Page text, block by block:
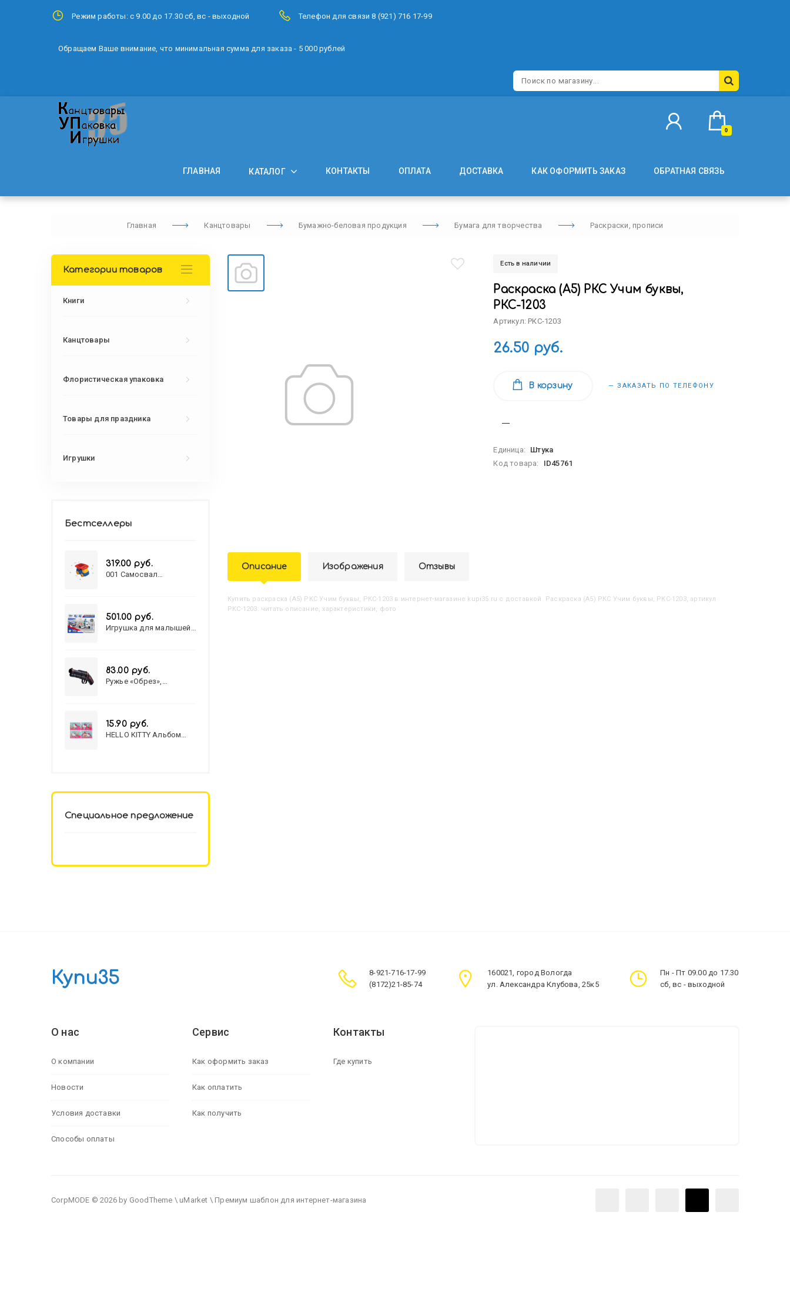
Режим работы: с 9.00 до 17.30 сб, вс - выходной Телефон для связи 8 (921) 716 17-99
Обращаем Ваше внимание, что минимальная сумма для заказа - 5 000 рублей
0
ГЛАВНАЯ КАТАЛОГ КОНТАКТЫ ОПЛАТА ДОСТАВКА КАК ОФОРМИТЬ ЗАКАЗ ОБРАТНАЯ СВЯЗЬ
Главная Канцтовары Бумажно-беловая продукция Бумага для творчества Раскраски, прописи
Есть в наличии
Раскраска (А5) РКС Учим буквы,
РКС-1203
Артикул: РКС-1203
26.50 руб.
В корзину — ЗАКАЗАТЬ ПО ТЕЛЕФОНУ
Единица:
Штука
Код товара:
ID45761
Описание Изображения Отзывы
Купить Раскраска (А5) РКС Учим буквы, РКС-1203 в интернет-магазине kupi35.ru с доставкой. Раскраска (А5) РКС Учим буквы, РКС-1203, артикул
РКС-1203: читать описание, характеристики, фото
Категории товаров
Книги
Канцтовары
Флористическая упаковка
Товары для праздника
Игрушки
Бестселлеры
319.00 руб.
001 Самосвал
501.00 руб.
Игрушка для малышей
83.00 руб.
Ружье «Обрез»,
15.90 руб.
HELLO KITTY Альбом
Специальное предложение
Купи35
8-921-716-17-99
(8172)21-85-74
160021, город Вологда
ул. Александра Клубова, 25к5
Пн - Пт 09.00 до 17.30
сб, вс - выходной
О нас
О компании
Новости
Условия доставки
Способы оплаты
Сервис
Как оформить заказ
Как оплатить
Как получить
Контакты
Где купить
CorpMODE © 2026 by GoodTheme \ uMarket \ Премиум шаблон для интернет-магазина